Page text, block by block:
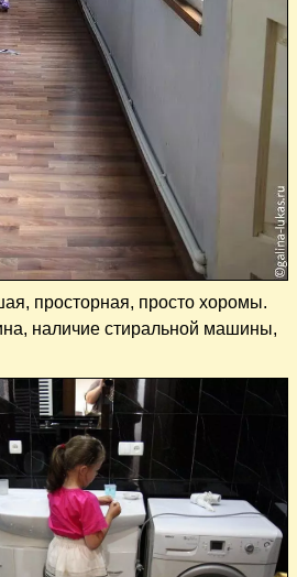
просторная, просто хоромы.
наличие стиральной машины,